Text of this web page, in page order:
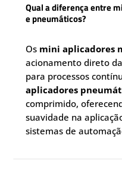
Qual a diferença entre
e pneumáticos?
Os mini aplicadores
acionamento direto
para processos
aplicadores
comprimido,
suavidade na
sistemas de